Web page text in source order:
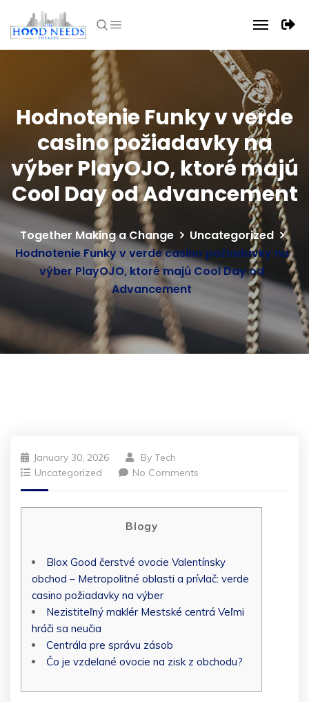
Hodnotenie Funky v verde
casino požiadavky na
výber PlayOJO, ktoré majú
Cool Day od Advancement
Together Making a Change
Uncategorized
Hodnotenie Funky v verde casino požiadavky na
výber PlayOJO, ktoré majú Cool Day od
Advancement
January 30, 2026 By Tech
Uncategorized
No Comments
Blogy
Blox Good čerstvé ovocie Valentínsky
obchod – Metropolitné oblasti a prívlač: verde
casino požiadavky na výber
Nezistiteľný maklér Mestské centrá Veľmi
hráči sa neučia
Centrála pre správu zásob
Čo je vzdelané ovocie na zisk z obchodu?